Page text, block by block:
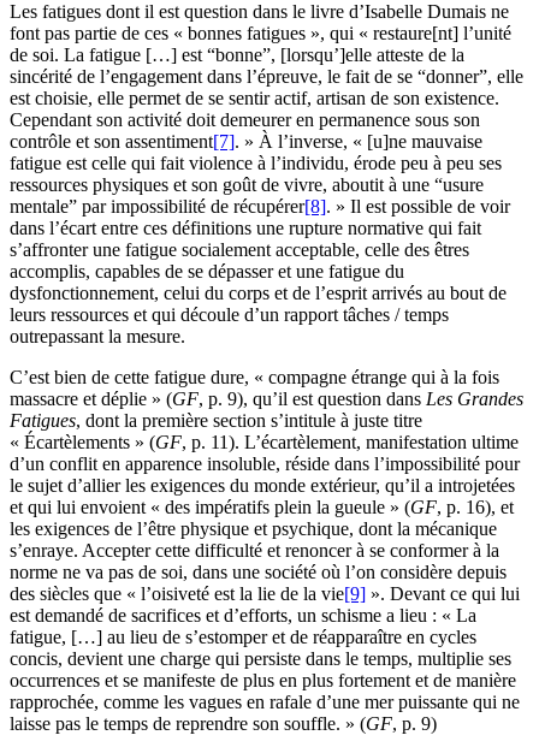
Les fatigues dont il est question dans le livre d’Isabelle Dumais ne
font pas partie de ces « bonnes fatigues », qui « restaure[nt] l’unité
de soi. La fatigue […] est “bonne”, [lorsqu’]elle atteste de la
sincérité de l’engagement dans l’épreuve, le fait de se “donner”, elle
est choisie, elle permet de se sentir actif, artisan de son existence.
Cependant son activité doit demeurer en permanence sous son
contrôle et son assentiment[7]. » À l’inverse, « [u]ne mauvaise
fatigue est celle qui fait violence à l’individu, érode peu à peu ses
ressources physiques et son goût de vivre, aboutit à une “usure
mentale” par impossibilité de récupérer[8]. » Il est possible de voir
dans l’écart entre ces définitions une rupture normative qui fait
s’affronter une fatigue socialement acceptable, celle des êtres
accomplis, capables de se dépasser et une fatigue du
dysfonctionnement, celui du corps et de l’esprit arrivés au bout de
leurs ressources et qui découle d’un rapport tâches / temps
outrepassant la mesure.
C’est bien de cette fatigue dure, « compagne étrange qui à la fois
massacre et déplie » (GF, p. 9), qu’il est question dans Les Grandes
Fatigues, dont la première section s’intitule à juste titre
« Écartèlements » (GF, p. 11). L’écartèlement, manifestation ultime
d’un conflit en apparence insoluble, réside dans l’impossibilité pour
le sujet d’allier les exigences du monde extérieur, qu’il a introjetées
et qui lui envoient « des impératifs plein la gueule » (GF, p. 16), et
les exigences de l’être physique et psychique, dont la mécanique
s’enraye. Accepter cette difficulté et renoncer à se conformer à la
norme ne va pas de soi, dans une société où l’on considère depuis
des siècles que « l’oisiveté est la lie de la vie[9] ». Devant ce qui lui
est demandé de sacrifices et d’efforts, un schisme a lieu : « La
fatigue, […] au lieu de s’estomper et de réapparaître en cycles
concis, devient une charge qui persiste dans le temps, multiplie ses
occurrences et se manifeste de plus en plus fortement et de manière
rapprochée, comme les vagues en rafale d’une mer puissante qui ne
laisse pas le temps de reprendre son souffle. » (GF, p. 9)